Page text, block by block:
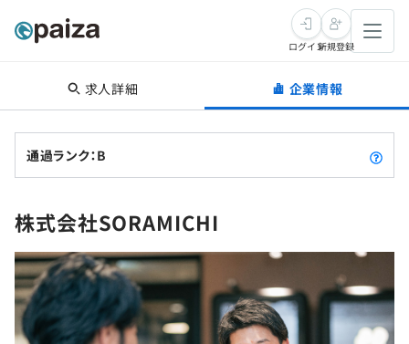
転職・キャリア
転職成功ガイド
転職エージェント
インタビュー
転職成功ガイド
新卒就活
求人検索
本選考
インターン
学習
講座一覧
問題集
スキルチェック
プログラミング言語
ゲーム・マンガ
ログイン新規登録
求人詳細 企業情報
通過ランク：B
株式会社SORAMICHI